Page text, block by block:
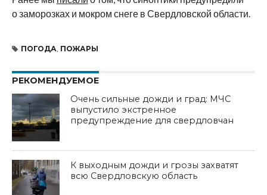
озаморозках и мокром снеге в Свердловской области.
ПОГОДА ПОЖАРЫ
РЕКОМЕНДУЕМОЕ
Очень сильные дожди и град: МЧС
выпустило экстренное
предупреждение для свердловчан
К выходным дожди и грозы захватят
всю Свердловскую область